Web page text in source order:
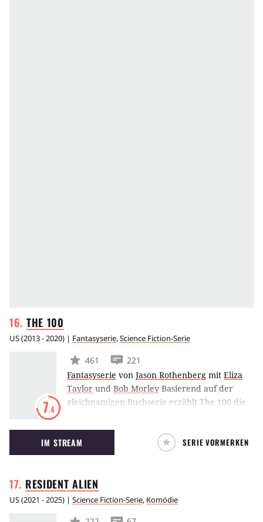
THE 100
US(2013 - 2020) | Fantasyserie,Science Fiction-Serie
7.4
461
221
Fantasyserie von Jason Rothenberg mit Eliza
Taylor und Bob Morley Basierend auf der
gleichnamigen Buchserie erzählt The 100 die
auf der Erde. Nur ein paar Überlebende
konnten sich durch ein Raumschiff retten. 97
Jahre später werden die ersten Menschen auf
Erde wieder bewohnbar ist. Die
Versuchskaninchen sind jugendliche Staftäter.
IM STREAM SERIE VORMERKEN
RESIDENTALIEN
US(2021 - 2025) | Science Fiction-Serie, Komödie